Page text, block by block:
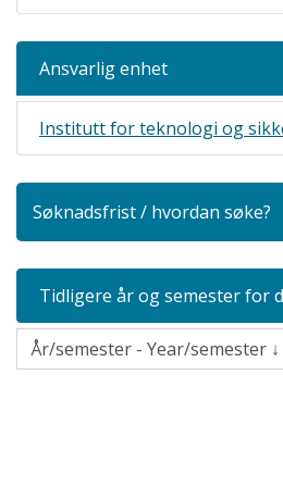
Ansvarlig enhet
Institutt for teknologi og
Søknadsfrist / hvordan søke?
Tidligere år og semester for